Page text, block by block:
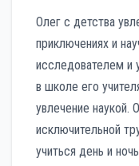
Олег с детства
приключениях и
исследователем и
в школе его
увлечение наукой.
исключительной
учиться день и